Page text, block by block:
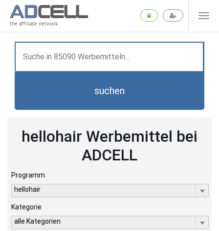
the affiliate network
suchen
hellohair Werbemittel bei
ADCELL
Programm
hellohair
Kategorie
alle Kategorien